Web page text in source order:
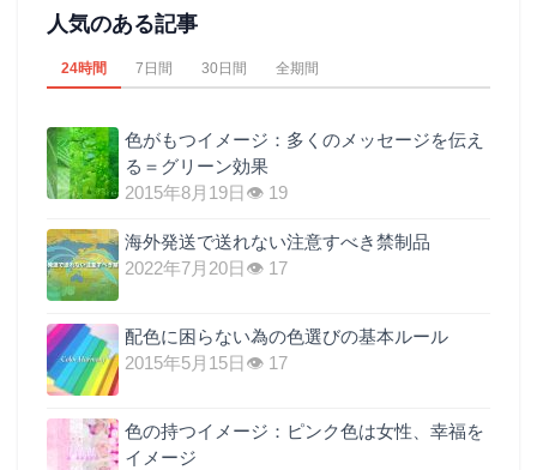
人気のある記事
24時間 7日間 30日間 全期間
色がもつイメージ：多くのメッセージを伝え
る＝グリーン効果
2015年8月19日 👁 19
海外発送で送れない注意すべき禁制品
2022年7月20日 👁 17
配色に困らない為の色選びの基本ルール
2015年5月15日 👁 17
色の持つイメージ：ピンク色は女性、幸福を
イメージ